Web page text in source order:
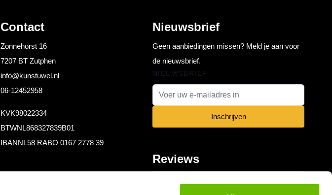
Contact
Zonnehorst 16
7207 BT Zutphen
info@kunstuwel.nl
06-12452958
KVK98022334
BTWNL868327839B01
IBANNL58 RABO 0167 2778 39
Nieuwsbrief
Geen aanbiedingen missen? Meld je aan voor
de nieuwsbrief.
NIEUWSBRIEF
E-mail adres
Inschrijven
Reviews